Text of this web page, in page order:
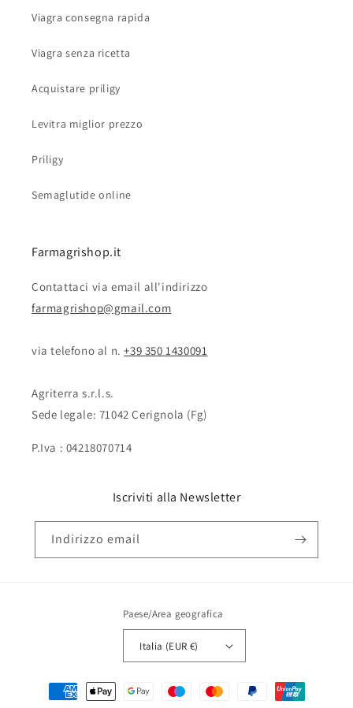
Viagra consegna rapida
Viagra senza ricetta
Acquistare priligy
Levitra miglior prezzo
Priligy
Semaglutide online
Farmagrishop.it
Contattaci via email all'indirizzo
farmagrishop@gmail.com
via telefono al n. ‭‭+39 350 1430091
Agriterra s.r.l.s.
Sede legale: 71042 Cerignola (Fg)
P.Iva : 04218070714
Iscriviti alla Newsletter
Indirizzo email
Paese/Area geografica
Italia (EUR €)
Metodi